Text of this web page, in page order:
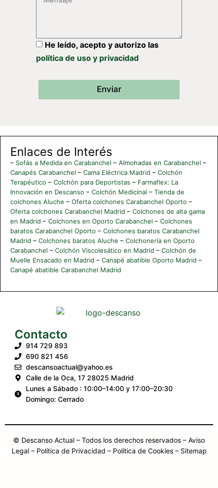
He leído, acepto y autorizo las
política de uso y privacidad
Enviar
Enlaces de Interés
– Sofás a Medida en Carabanchel – Almohadas en Carabanchel –
Canapés Carabanchel – Cama Eléctrica Madrid – Colchón
Terapéutico – Colchón para Deportistas – Farmaflex: La
Innovación en Descanso – Colchón Medicinal – Tienda de
colchones Aluche – Oferta colchones Carabanchel Oporto –
Oferta colchones Carabanchel Madrid – Colchones de alta gama
en Madrid – Colchones en Oporto Carabanchel – Colchones
baratos Carabanchel Oporto – Colchones baratos Carabanchel
Madrid – Colchones baratos Aluche – Colchonería en Oporto
Carabanchel – Colchón Viscolesático en Madrid – Colchón de
Muelle Ensacado en Madrid – Canapé abatible Oporto Madrid –
Canapé abatible Carabanchel Madrid
Contacto
914 729 893
690 821 456
descansoactual@yahoo.es
Calle de la Oca, 17 28025 Madrid
Lunes a Sábado : 10:00–14:00 y 17:00–20:30
Domingo: Cerrado
© Descanso Actual – Todos los derechos reservados – Aviso
Legal– Política de Privacidad – Política de Cookies– Sitemap